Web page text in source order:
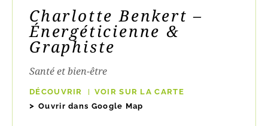
Charlotte Benkert –
Énergéticienne &
Graphiste
Santé et bien-être
DÉCOUVRIR
VOIR SUR LA CARTE
Ouvrir dans Google Map